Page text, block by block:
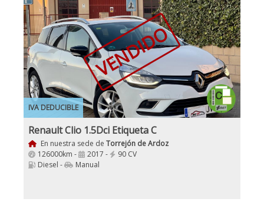
IVA DEDUCIBLE
VENDIDO
Renault Clio 1.5Dci Etiqueta C
En nuestra sede de Torrejón de Ardoz
126000km -
2017 -
90 CV
Diesel -
Manual